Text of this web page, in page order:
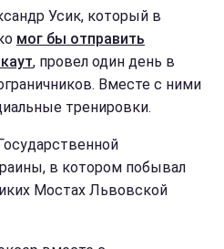
Усик, который в
мог бы отправить
, провел один день в
Вместе с ними
тренировки.
в котором побывал
Мостах Львовской